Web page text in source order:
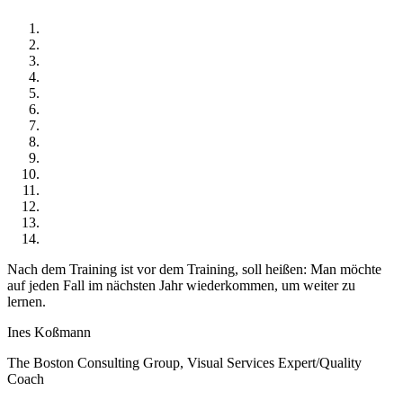
Nach dem Training ist vor dem Training, soll heißen: Man möchte
auf jeden Fall im nächsten Jahr wiederkommen, um weiter zu
lernen.
Ines Koßmann
The Boston Consulting Group, Visual Services Expert/Quality
Coach